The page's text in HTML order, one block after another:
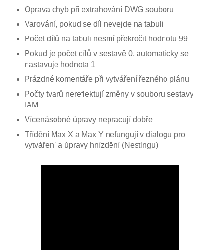
Oprava chyb při extrahování DWG souboru
Varování, pokud se díl nevejde na tabuli
Počet dílů na tabuli nesmí překročit hodnotu 99
Pokud je počet dílů v sestavě 0, automaticky se
nastavuje hodnota 1
Prázdné komentáře při vytváření řezného plánu
Počty tvarů nereflektují změny v souboru sestavy
IAM.
Vícenásobné úpravy nepracují dobře
Třídění Max X a Max Y nefungují v dialogu pro
vytváření a úpravy hnízdění (Nestingu)